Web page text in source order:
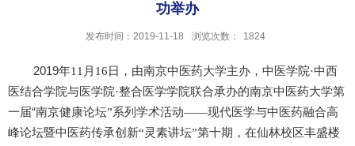
功举办
发布时间：2019-11-18 浏览次数： 1824
2019年11 月 16 日， 由南京中医药大学主办，中医学院·中西
医结合学院与医学院·整合医学学院联合承办的南京中医药大学第
一届“南京健康论坛”系列学术活动——现代医学与中医药融合高
峰论坛暨中医药传承创新“灵素讲坛”第十期，在仙林校区丰盛楼